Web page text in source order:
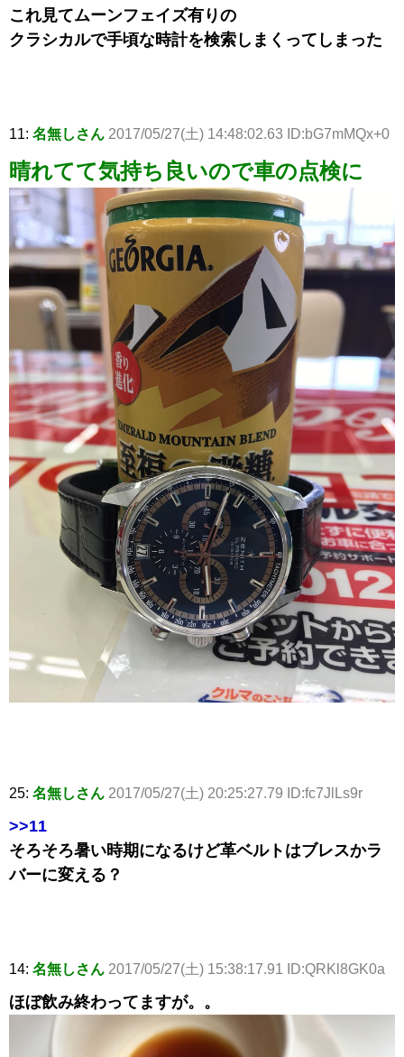
これ見てムーンフェイズ有りの
クラシカルで手頃な時計を検索しまくってしまった
11: 名無しさん 2017/05/27(土) 14:48:02.63 ID:bG7mMQx+0
晴れてて気持ち良いので車の点検に
25: 名無しさん 2017/05/27(土) 20:25:27.79 ID:fc7JlLs9r
>>11
そろそろ暑い時期になるけど革ベルトはブレスかラ
バーに変える？
14: 名無しさん 2017/05/27(土) 15:38:17.91 ID:QRKl8GK0a
ほぼ飲み終わってますが。。